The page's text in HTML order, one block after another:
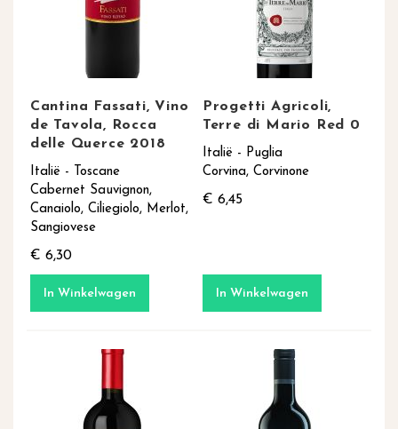
Cantina Fassati, Vino
de Tavola, Rocca
delle Querce 2018
Italië - Toscane
Cabernet Sauvignon,
Canaiolo, Ciliegiolo, Merlot,
Sangiovese
€ 6,30
In Winkelwagen
Progetti Agricoli,
Terre di Mario Red 0
Italië - Puglia
Corvina, Corvinone
€ 6,45
In Winkelwagen